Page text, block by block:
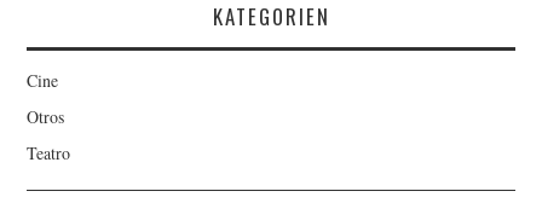
KATEGORIEN
Cine
Otros
Teatro